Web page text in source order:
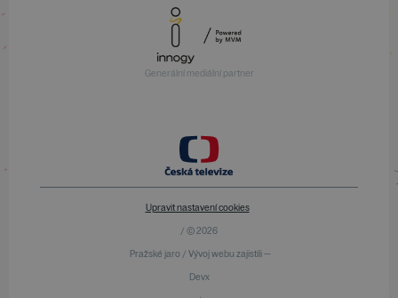
Generální mediální partner
Upravit nastavení cookies
/ © 2026
Pražské jaro / Vývoj webu zajistili —
Devx